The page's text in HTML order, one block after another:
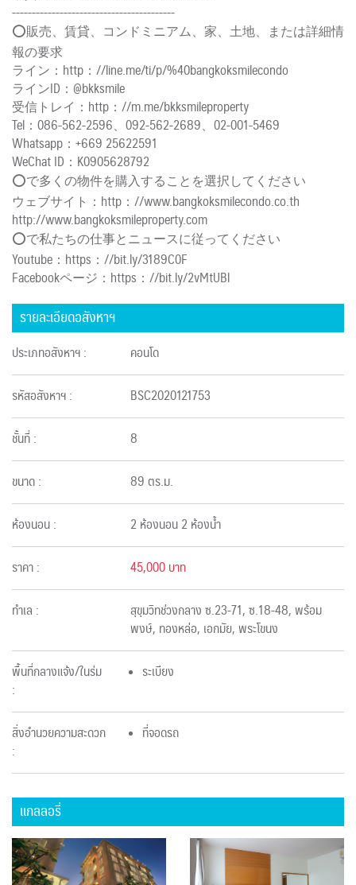
-----------------------------------------
⭕️販売、賃貸、コンドミニアム、家、土地、または詳細情
報の要求
ライン：http：//line.me/ti/p/%40bangkoksmilecondo
ラインID：@bkksmile
受信トレイ：http：//m.me/bkksmileproperty
Tel：086-562-2596、092-562-2689、02-001-5469
Whatsapp：+669 25622591
WeChat ID：K0905628792
⭕️で多くの物件を購入することを選択してください
ウェブサイト：http：//www.bangkoksmilecondo.co.th
http://www.bangkoksmileproperty.com
⭕️で私たちの仕事とニュースに従ってください
Youtube：https：//bit.ly/3189C0F
Facebookページ：https：//bit.ly/2vMtUBl
รายละเอียดอสังหาฯ
ประเภทอสังหาฯ : คอนโด
รหัสอสังหาฯ : BSC2020121753
ชั้นที่ : 8
ขนาด : 89 ตร.ม.
ห้องนอน : 2 ห้องนอน 2 ห้องน้ำ
ราคา : 45,000 บาท
ทำเล :
สุขุมวิทช่วงกลาง ซ.23-71, ซ.18-48, พร้อม
พงษ์, ทองหล่อ, เอกมัย, พระโขนง
พื้นที่กลางแจ้ง/ในร่ม
:
ระเบียง
สิ่งอำนวยความสะดวก
:
ที่จอดรถ
แกลลอรี่